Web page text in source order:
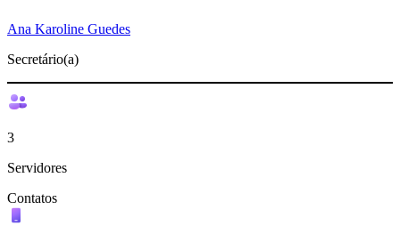
Ana Karoline Guedes
Secretário(a)
3
Servidores
Contatos